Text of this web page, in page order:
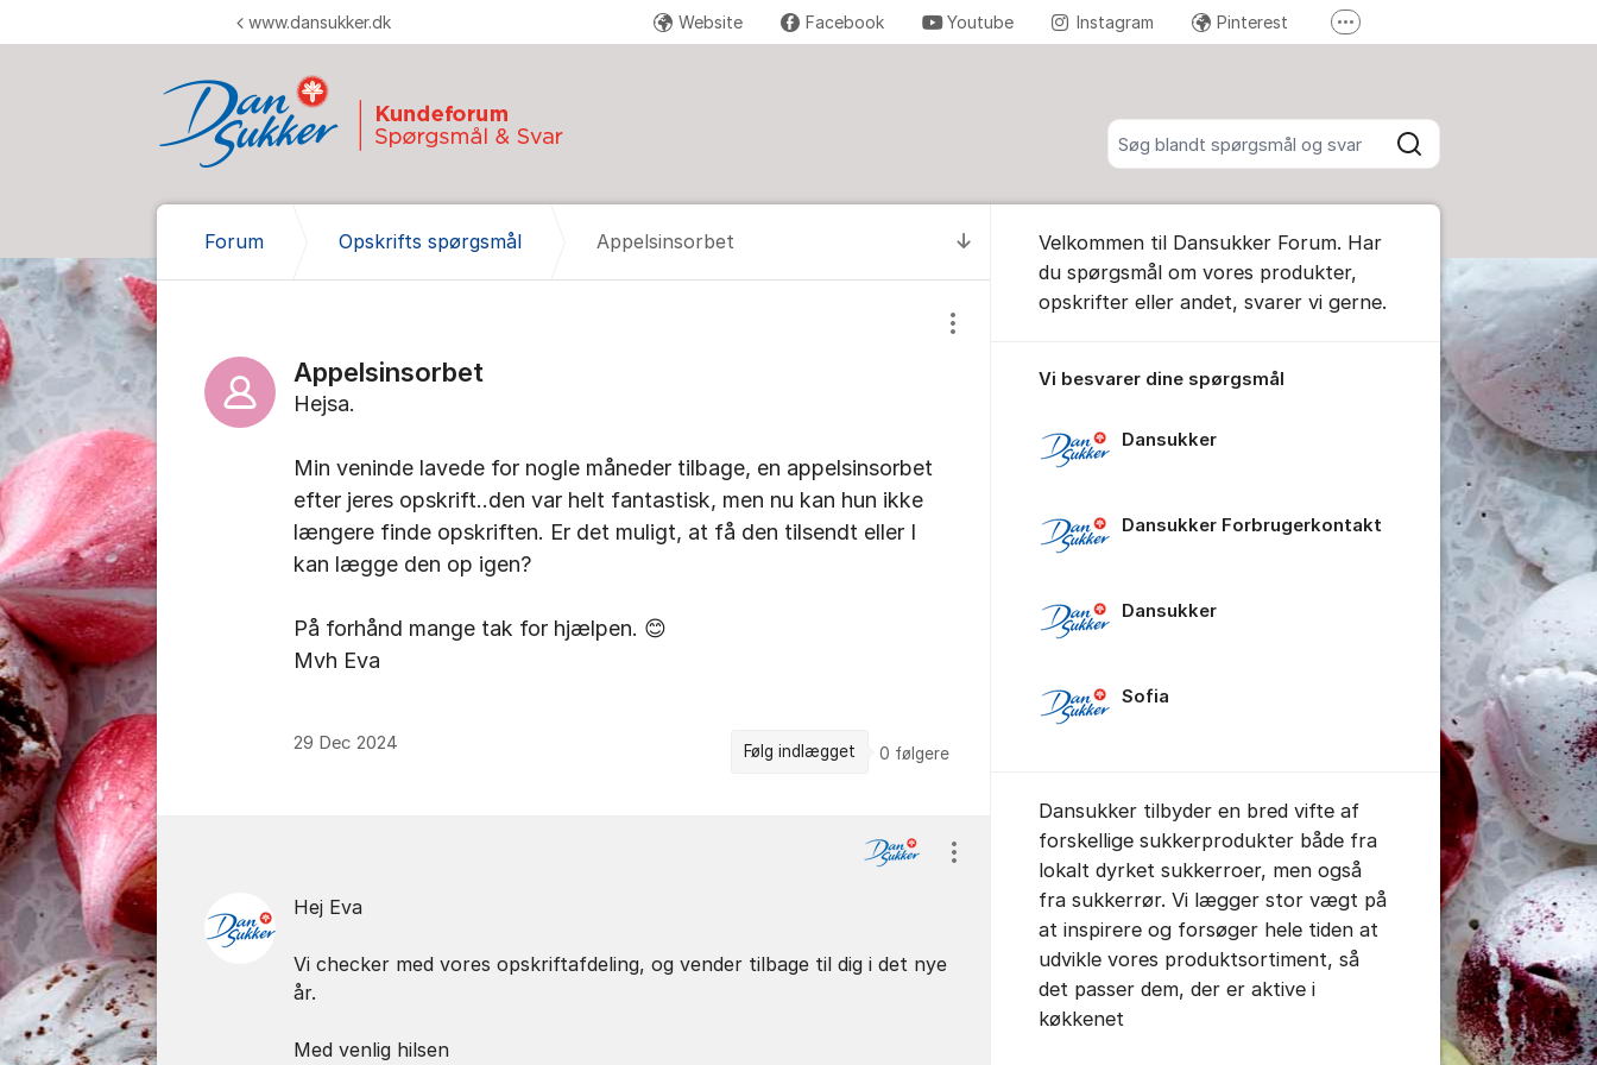
Søg blandt alle indlæg
Søg
www.dansukker.dk Website Facebook Youtube Instagram Pinterest Flere supportlinks
Til seneste kommentar
Forum Opskrifts spørgsmål Appelsinsorbet
Appelsinsorbet
Vis/skjul indstillinger for indlæg/kommentar
Hejsa.
Min veninde lavede for nogle måneder tilbage, en appelsinsorbet
efter jeres opskrift..den var helt fantastisk, men nu kan hun ikke
længere finde opskriften. Er det muligt, at få den tilsendt eller I
kan lægge den op igen?
På forhånd mange tak for hjælpen. 😊
Mvh Eva
29 Dec 2024 Følg indlægget 0 følgere
Hej Eva
Vi checker med vores opskriftafdeling, og vender tilbage til dig i det nye
år.
Med venlig hilsen
Vis/skjul indstillinger for indlæg/kommentar
Velkommen til Dansukker Forum. Har
du spørgsmål om vores produkter,
opskrifter eller andet, svarer vi gerne.
Vi besvarer dine spørgsmål
Dansukker
Dansukker Forbrugerkontakt
Dansukker
Sofia
Dansukker tilbyder en bred vifte af
forskellige sukkerprodukter både fra
lokalt dyrket sukkerroer, men også
fra sukkerrør. Vi lægger stor vægt på
at inspirere og forsøger hele tiden at
udvikle vores produktsortiment, så
det passer dem, der er aktive i
køkkenet